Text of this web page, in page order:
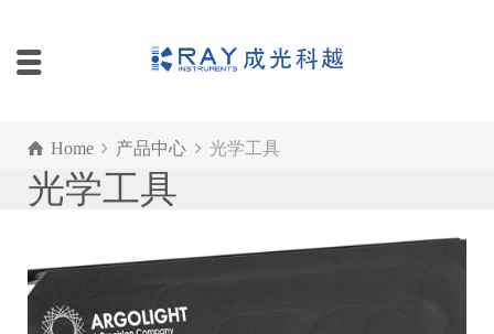
Home 产品中心 光学工具
光学工具